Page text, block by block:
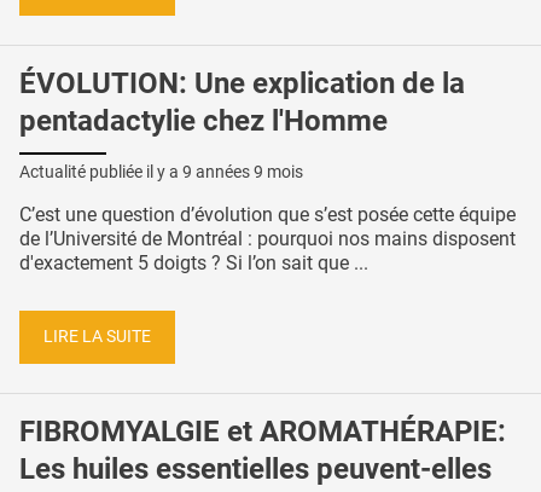
ÉVOLUTION: Une explication de la
pentadactylie chez l'Homme
Actualité publiée il y a 9 années 9 mois
C’est une question d’évolution que s’est posée cette équipe
de l’Université de Montréal : pourquoi nos mains disposent
d'exactement 5 doigts ? Si l’on sait que ...
LIRE LA SUITE
FIBROMYALGIE et AROMATHÉRAPIE:
Les huiles essentielles peuvent-elles